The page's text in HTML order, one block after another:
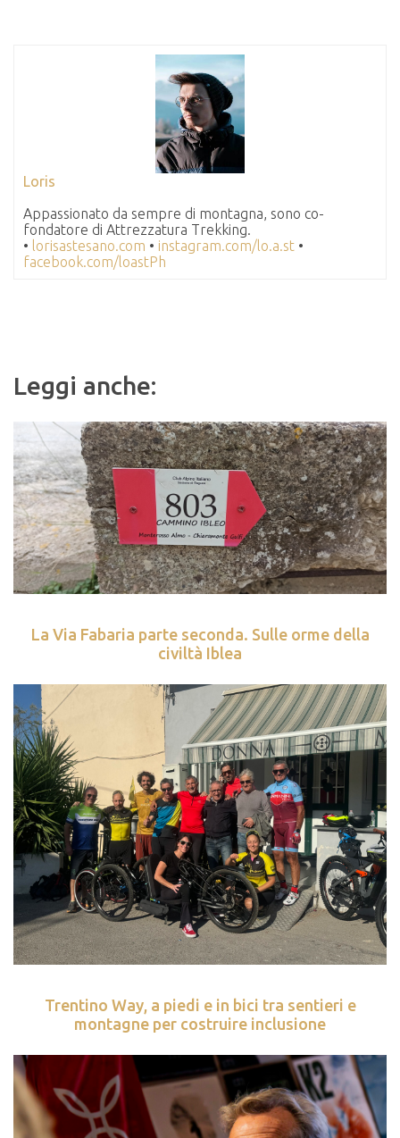
Loris
Appassionato da sempre di montagna, sono co-
fondatore di Attrezzatura Trekking.
• lorisastesano.com • instagram.com/lo.a.st •
facebook.com/loastPh
Leggi anche:
La Via Fabaria parte seconda. Sulle orme della
civiltà Iblea
Trentino Way, a piedi e in bici tra sentieri e
montagne per costruire inclusione